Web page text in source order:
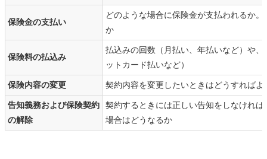
保険金の支払い
どのような場合に保険金が支払われるか
か
保険料の払込み
払込みの回数（月払い、年払いなど）や
ットカード払いなど）
保険内容の変更 契約内容を変更したいときはどうすればよ
告知義務および保険契約
の解除
契約するときには正しい告知をしなけれ
場合はどうなるか